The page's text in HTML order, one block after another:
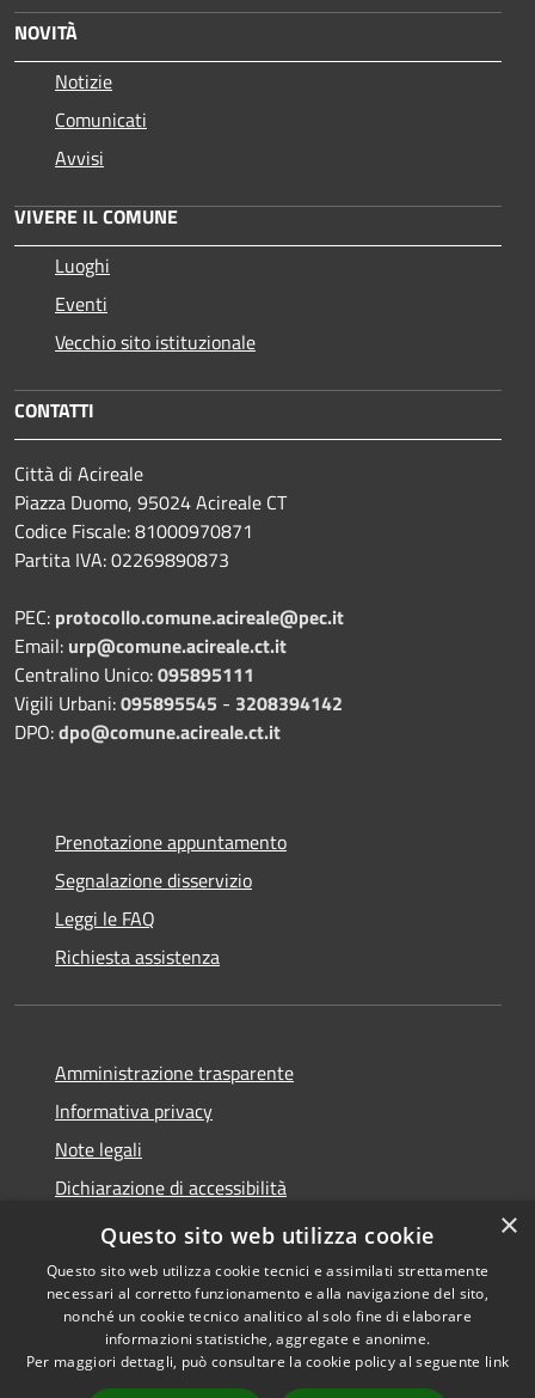
NOVITÀ
Notizie
Comunicati
Avvisi
VIVERE IL COMUNE
Luoghi
Eventi
Vecchio sito istituzionale
CONTATTI
Città di Acireale
Piazza Duomo, 95024 Acireale CT
Codice Fiscale: 81000970871
Partita IVA: 02269890873
PEC: protocollo.comune.acireale@pec.it
Email: urp@comune.acireale.ct.it
Centralino Unico:095895111
Vigili Urbani:095895545 - 3208394142
DPO:dpo@comune.acireale.ct.it
Prenotazione appuntamento
Segnalazione disservizio
Leggi le FAQ
Richiesta assistenza
Amministrazione trasparente
Informativa privacy
Note legali
Dichiarazione di accessibilità
Obiettivi di accessibilità
Accessibilità
Copyright © 2026 • Città di
Acireale • Powered by
×
Questo sito web utilizza cookie
Questo sito web utilizza cookie tecnici e assimilati strettamente
necessari al corretto funzionamento e alla navigazione del sito,
nonché un cookie tecnico analitico al solo fine di elaborare
informazioni statistiche, aggregate e anonime.
Per maggiori dettagli, può consultare la cookie policy al seguente link